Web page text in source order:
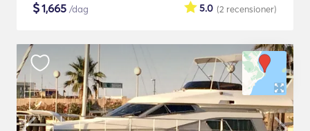
$1,665 /dag (2 recensioner)
5.0